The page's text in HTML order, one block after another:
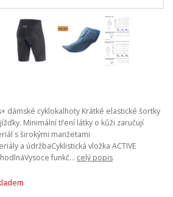
dámské cyklokalhoty Krátké elastické šortky
Minimální tření látky o kůži zaručují
s širokými manžetami
a údržbaCyklistická vložka ACTIVE
funkč... celý popis